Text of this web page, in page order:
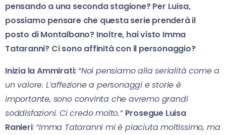
pensando a una seconda stagione? Per Luisa,
possiamo pensare che questa serie prenderà il
posto di Montalbano? Inoltre, hai visto Imma
Tataranni? Ci sono affinità con il personaggio?
Inizia la Ammirati: “Noi pensiamo alla serialità come a
un valore. L’affezione a personaggi e storie è
importante, sono convinta che avremo grandi
soddisfazioni. Ci credo molto.” Prosegue Luisa
Ranieri: “Imma Tataranni mi è piaciuta moltissimo, ma